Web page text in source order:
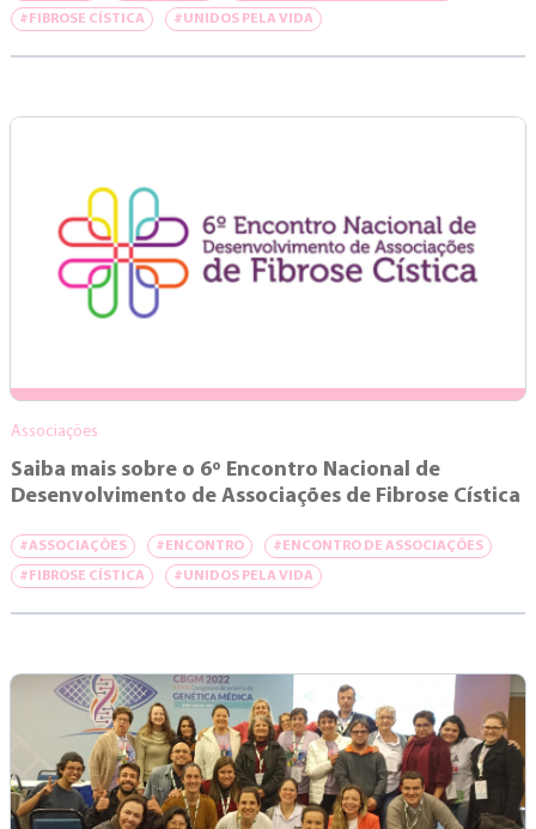
#FIBROSE CÍSTICA #UNIDOS PELA VIDA
Associações
Saiba mais sobre o 6º Encontro Nacional de
Desenvolvimento de Associações de Fibrose Cística
#ASSOCIAÇÕES #ENCONTRO #ENCONTRO DE ASSOCIAÇÕES
#FIBROSE CÍSTICA #UNIDOS PELA VIDA